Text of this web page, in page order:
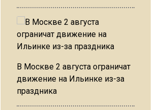
В Москве 2 августа ограничат
движение на Ильинке из-за
праздника